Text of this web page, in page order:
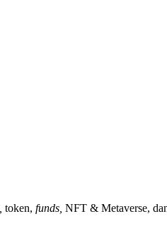
token, funds, NFT & Metaverse,